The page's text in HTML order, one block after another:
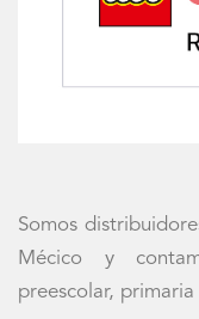
Somos
Mécico y
preescolar, primaria